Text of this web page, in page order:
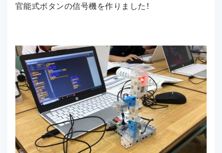
官能式ボタンの信号機を作りました！